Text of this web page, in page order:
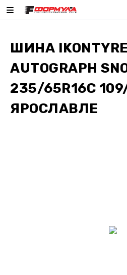
ШИНА
AUTOGRAPH
235/65R16C
ЯРОСЛАВЛЕ